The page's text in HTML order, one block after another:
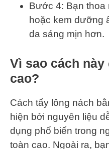
Bước 4: Bạn thoa
hoặc kem dưỡng
da sáng mịn hơn.
Vì sao cách
cao?
Cách tẩy lông nách
hiện bởi nguyên liệu
dụng phổ biến trong
toàn cao. Ngoài ra,